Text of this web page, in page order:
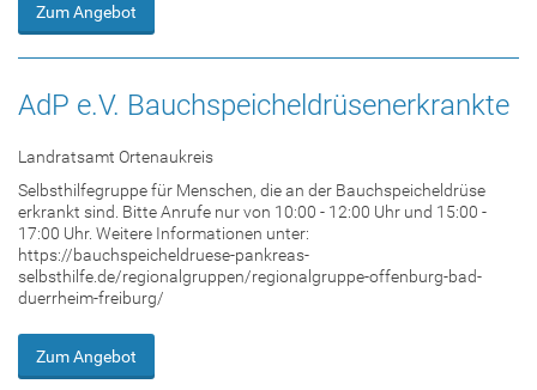
Zum Angebot
AdP e.V. Bauchspeicheldrüsenerkrankte
Landratsamt Ortenaukreis
Selbsthilfegruppe für Menschen, die an der Bauchspeicheldrüse
erkrankt sind. Bitte Anrufe nur von 10:00 - 12:00 Uhr und 15:00 -
17:00 Uhr. Weitere Informationen unter:
https://bauchspeicheldruese-pankreas-
selbsthilfe.de/regionalgruppen/regionalgruppe-offenburg-bad-
duerrheim-freiburg/
Zum Angebot